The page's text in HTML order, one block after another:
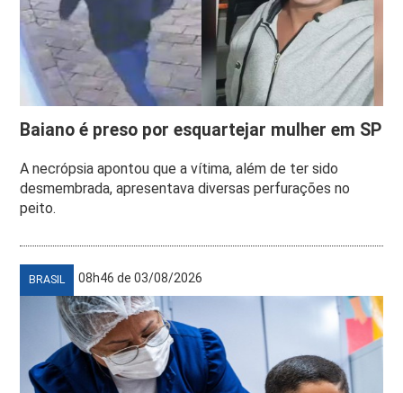
Baiano é preso por esquartejar mulher em SP
A necrópsia apontou que a vítima, além de ter sido
desmembrada, apresentava diversas perfurações no
peito.
BRASIL 08h46 de 03/08/2026